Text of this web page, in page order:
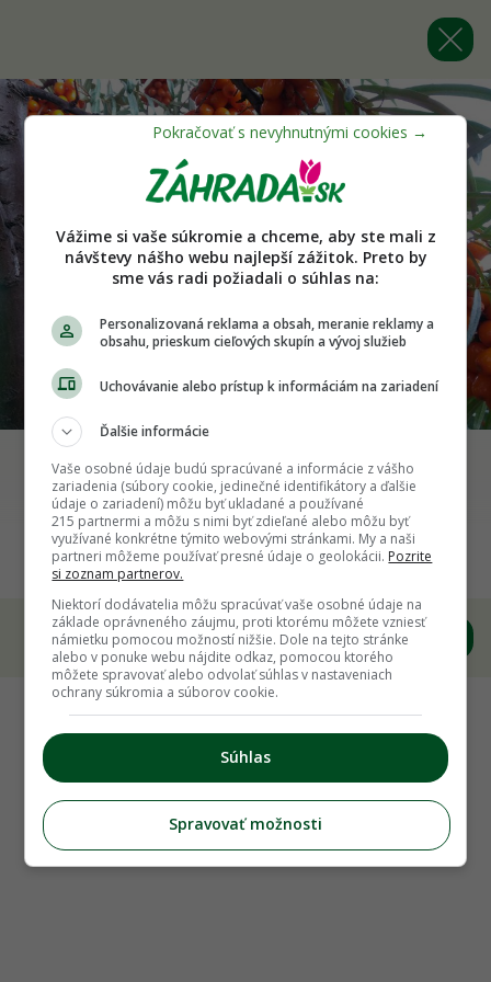
Späť na článok
Poznáte kormošky? Záhradkári z východu
pestujú pôvodné odrody i exotické ovocie
Vážime si vaše súkromie a chceme, aby ste mali z
návštevy nášho webu najlepší zážitok. Preto by
sme vás radi požiadali o súhlas na:
Personalizovaná reklama a obsah, meranie reklamy a
obsahu, prieskum cieľových skupín a vývoj služieb
Uchovávanie alebo prístup k informáciám na zariadení
Ďalšie informácie
Vaše osobné údaje budú spracúvané a informácie z vášho
zariadenia (súbory cookie, jedinečné identifikátory a ďalšie
údaje o zariadení) môžu byť ukladané a používané
215 partnermi a môžu s nimi byť zdieľané alebo môžu byť
využívané konkrétne týmito webovými stránkami. My a naši
partneri môžeme používať presné údaje o geolokácii. Pozrite
si zoznam partnerov.
Niektorí dodávatelia môžu spracúvať vaše osobné údaje na
základe oprávneného záujmu, proti ktorému môžete vzniesť
námietku pomocou možností nižšie. Dole na tejto stránke
alebo v ponuke webu nájdite odkaz, pomocou ktorého
môžete spravovať alebo odvolať súhlas v nastaveniach
ochrany súkromia a súborov cookie.
Súhlas
Spravovať možnosti